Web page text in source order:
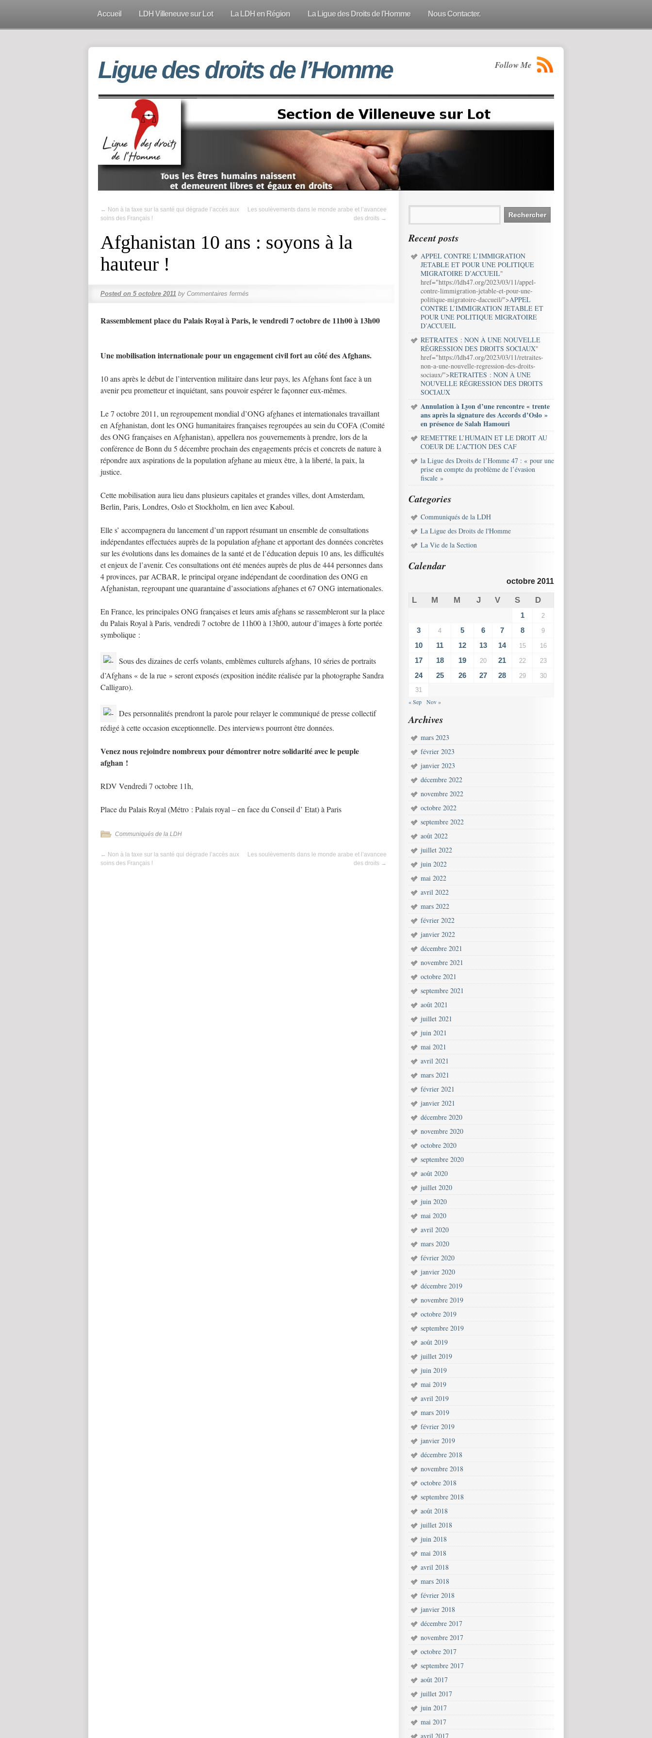
Accueil LDH Villeneuve sur Lot La LDH en Région La Ligue des Droits de l’Homme Nous Contacter.
Ligue des droits de l’Homme Follow Me
← Non à la taxe sur la santé qui dégrade l’accès aux
soins des Français !
Les soulèvements dans le monde arabe et l’avancee
des droits →
Afghanistan 10 ans : soyons à la
hauteur !
Posted on 5 octobre 2011 by Commentaires fermés
Rassemblement place du Palais Royal à Paris, le vendredi 7 octobre de 11h00 à 13h00
Une mobilisation internationale pour un engagement civil fort au côté des Afghans.
10 ans après le début de l’intervention militaire dans leur pays, les Afghans font face à un
avenir peu prometteur et inquiétant, sans pouvoir espérer le façonner eux-mêmes.
Le 7 octobre 2011, un regroupement mondial d’ONG afghanes et internationales travaillant
en Afghanistan, dont les ONG humanitaires françaises regroupées au sein du COFA (Comité
des ONG françaises en Afghanistan), appellera nos gouvernements à prendre, lors de la
conférence de Bonn du 5 décembre prochain des engagements précis et concrets de nature à
répondre aux aspirations de la population afghane au mieux être, à la liberté, la paix, la
justice.
Cette mobilisation aura lieu dans plusieurs capitales et grandes villes, dont Amsterdam,
Berlin, Paris, Londres, Oslo et Stockholm, en lien avec Kaboul.
Elle s’ accompagnera du lancement d’un rapport résumant un ensemble de consultations
indépendantes effectuées auprès de la population afghane et apportant des données concrètes
sur les évolutions dans les domaines de la santé et de l’éducation depuis 10 ans, les difficultés
et enjeux de l’avenir. Ces consultations ont été menées auprès de plus de 444 personnes dans
4 provinces, par ACBAR, le principal organe indépendant de coordination des ONG en
Afghanistan, regroupant une quarantaine d’associations afghanes et 67 ONG internationales.
En France, les principales ONG françaises et leurs amis afghans se rassembleront sur la place
du Palais Royal à Paris, vendredi 7 octobre de 11h00 à 13h00, autour d’images à forte portée
symbolique :
Sous des dizaines de cerfs volants, emblèmes culturels afghans, 10 séries de portraits
d’Afghans « de la rue » seront exposés (exposition inédite réalisée par la photographe Sandra
Calligaro).
Des personnalités prendront la parole pour relayer le communiqué de presse collectif
rédigé à cette occasion exceptionnelle. Des interviews pourront être données.
Venez nous rejoindre nombreux pour démontrer notre solidarité avec le peuple
afghan !
RDV Vendredi 7 octobre 11h,
Place du Palais Royal (Métro : Palais royal – en face du Conseil d’ Etat) à Paris
Communiqués de la LDH
← Non à la taxe sur la santé qui dégrade l’accès aux
soins des Français !
Les soulèvements dans le monde arabe et l’avancee
des droits →
Recent posts
APPEL CONTRE L’IMMIGRATION
JETABLE ET POUR UNE POLITIQUE
MIGRATOIRE D’ACCUEIL"
href="https://ldh47.org/2023/03/11/appel-
contre-limmigration-jetable-et-pour-une-
politique-migratoire-daccueil/">APPEL
CONTRE L’IMMIGRATION JETABLE ET
POUR UNE POLITIQUE MIGRATOIRE
D’ACCUEIL
RETRAITES : NON À UNE NOUVELLE
RÉGRESSION DES DROITS SOCIAUX"
href="https://ldh47.org/2023/03/11/retraites-
non-a-une-nouvelle-regression-des-droits-
sociaux/">RETRAITES : NON À UNE
NOUVELLE RÉGRESSION DES DROITS
SOCIAUX
Annulation à Lyon d’une rencontre « trente
ans après la signature des Accords d’Oslo »
en présence de Salah Hamouri
REMETTRE L’HUMAIN ET LE DROIT AU
COEUR DE L’ACTION DES CAF
la Ligue des Droits de l’Homme 47 : « pour une
prise en compte du problème de l’évasion
fiscale »
Categories
Communiqués de la LDH
La Ligue des Droits de l'Homme
La Vie de la Section
Calendar
octobre 2011
L M M J V S D
1 2
3 4 5 6 7 8 9
10 11 12 13 14 15 16
17 18 19 20 21 22 23
24 25 26 27 28 29
30
31
« Sep Nov »
Archives
mars 2023
février 2023
janvier 2023
décembre 2022
novembre 2022
octobre 2022
septembre 2022
août 2022
juillet 2022
juin 2022
mai 2022
avril 2022
mars 2022
février 2022
janvier 2022
décembre 2021
novembre 2021
octobre 2021
septembre 2021
août 2021
juillet 2021
juin 2021
mai 2021
avril 2021
mars 2021
février 2021
janvier 2021
décembre 2020
novembre 2020
octobre 2020
septembre 2020
août 2020
juillet 2020
juin 2020
mai 2020
avril 2020
mars 2020
février 2020
janvier 2020
décembre 2019
novembre 2019
octobre 2019
septembre 2019
août 2019
juillet 2019
juin 2019
mai 2019
avril 2019
mars 2019
février 2019
janvier 2019
décembre 2018
novembre 2018
octobre 2018
septembre 2018
août 2018
juillet 2018
juin 2018
mai 2018
avril 2018
mars 2018
février 2018
janvier 2018
décembre 2017
novembre 2017
octobre 2017
septembre 2017
août 2017
juillet 2017
juin 2017
mai 2017
avril 2017